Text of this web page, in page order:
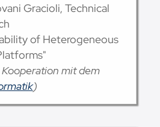
Gracioli, Technical
of Heterogeneous
mit dem
)